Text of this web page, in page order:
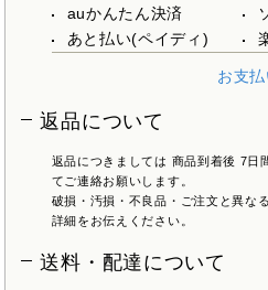
auかんたん決済
あと払い(ペイディ)
お支
返品について
返品につきましては 商品到着後 7日
てご連絡お願いします。
破損・汚損・不良品・ご注文と異な
詳細をお伝えください。
送料・配達について